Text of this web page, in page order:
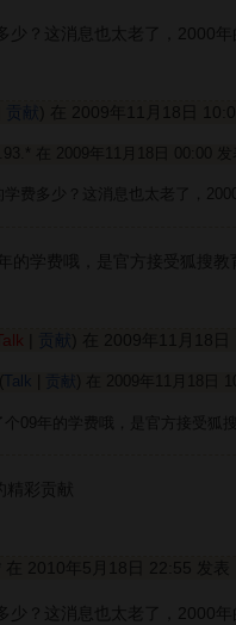
少？这消息也太老了，2000年
贡献
学费多少？这消息也太老了，
的学费哦，是官方接受狐搜教
贡献
Talk 贡献
个09年的学费哦，是官方接受狐
精彩贡献
少？这消息也太老了，2000年